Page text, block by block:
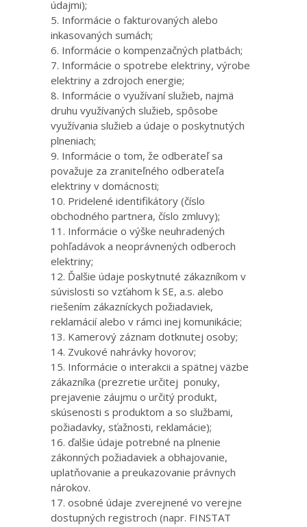
údajmi);
Informácie o fakturovaných alebo
inkasovaných sumách;
Informácie o kompenzačných platbách;
Informácie o spotrebe elektriny, výrobe
elektriny a zdrojoch energie;
Informácie o využívaní služieb, najmä
druhu využívaných služieb, spôsobe
využívania služieb a údaje o poskytnutých
plneniach;
Informácie o tom, že odberateľ sa
považuje za zraniteľného odberateľa
elektriny v domácnosti;
Pridelené identifikátory (číslo
obchodného partnera, číslo zmluvy);
Informácie o výške neuhradených
pohľadávok a neoprávnených odberoch
elektriny;
Ďalšie údaje poskytnuté zákazníkom v
súvislosti so vzťahom k SE, a.s. alebo
riešením zákazníckych požiadaviek,
reklamácií alebo v rámci inej komunikácie;
Kamerový záznam dotknutej osoby;
Zvukové nahrávky hovorov;
Informácie o interakcii a spätnej väzbe
zákazníka (prezretie určitej ponuky,
prejavenie záujmu o určitý produkt,
skúsenosti s produktom a so službami,
požiadavky, sťažnosti, reklamácie);
ďalšie údaje potrebné na plnenie
zákonných požiadaviek a obhajovanie,
uplatňovanie a preukazovanie právnych
nárokov.
osobné údaje zverejnené vo verejne
dostupných registroch (napr. FINSTAT